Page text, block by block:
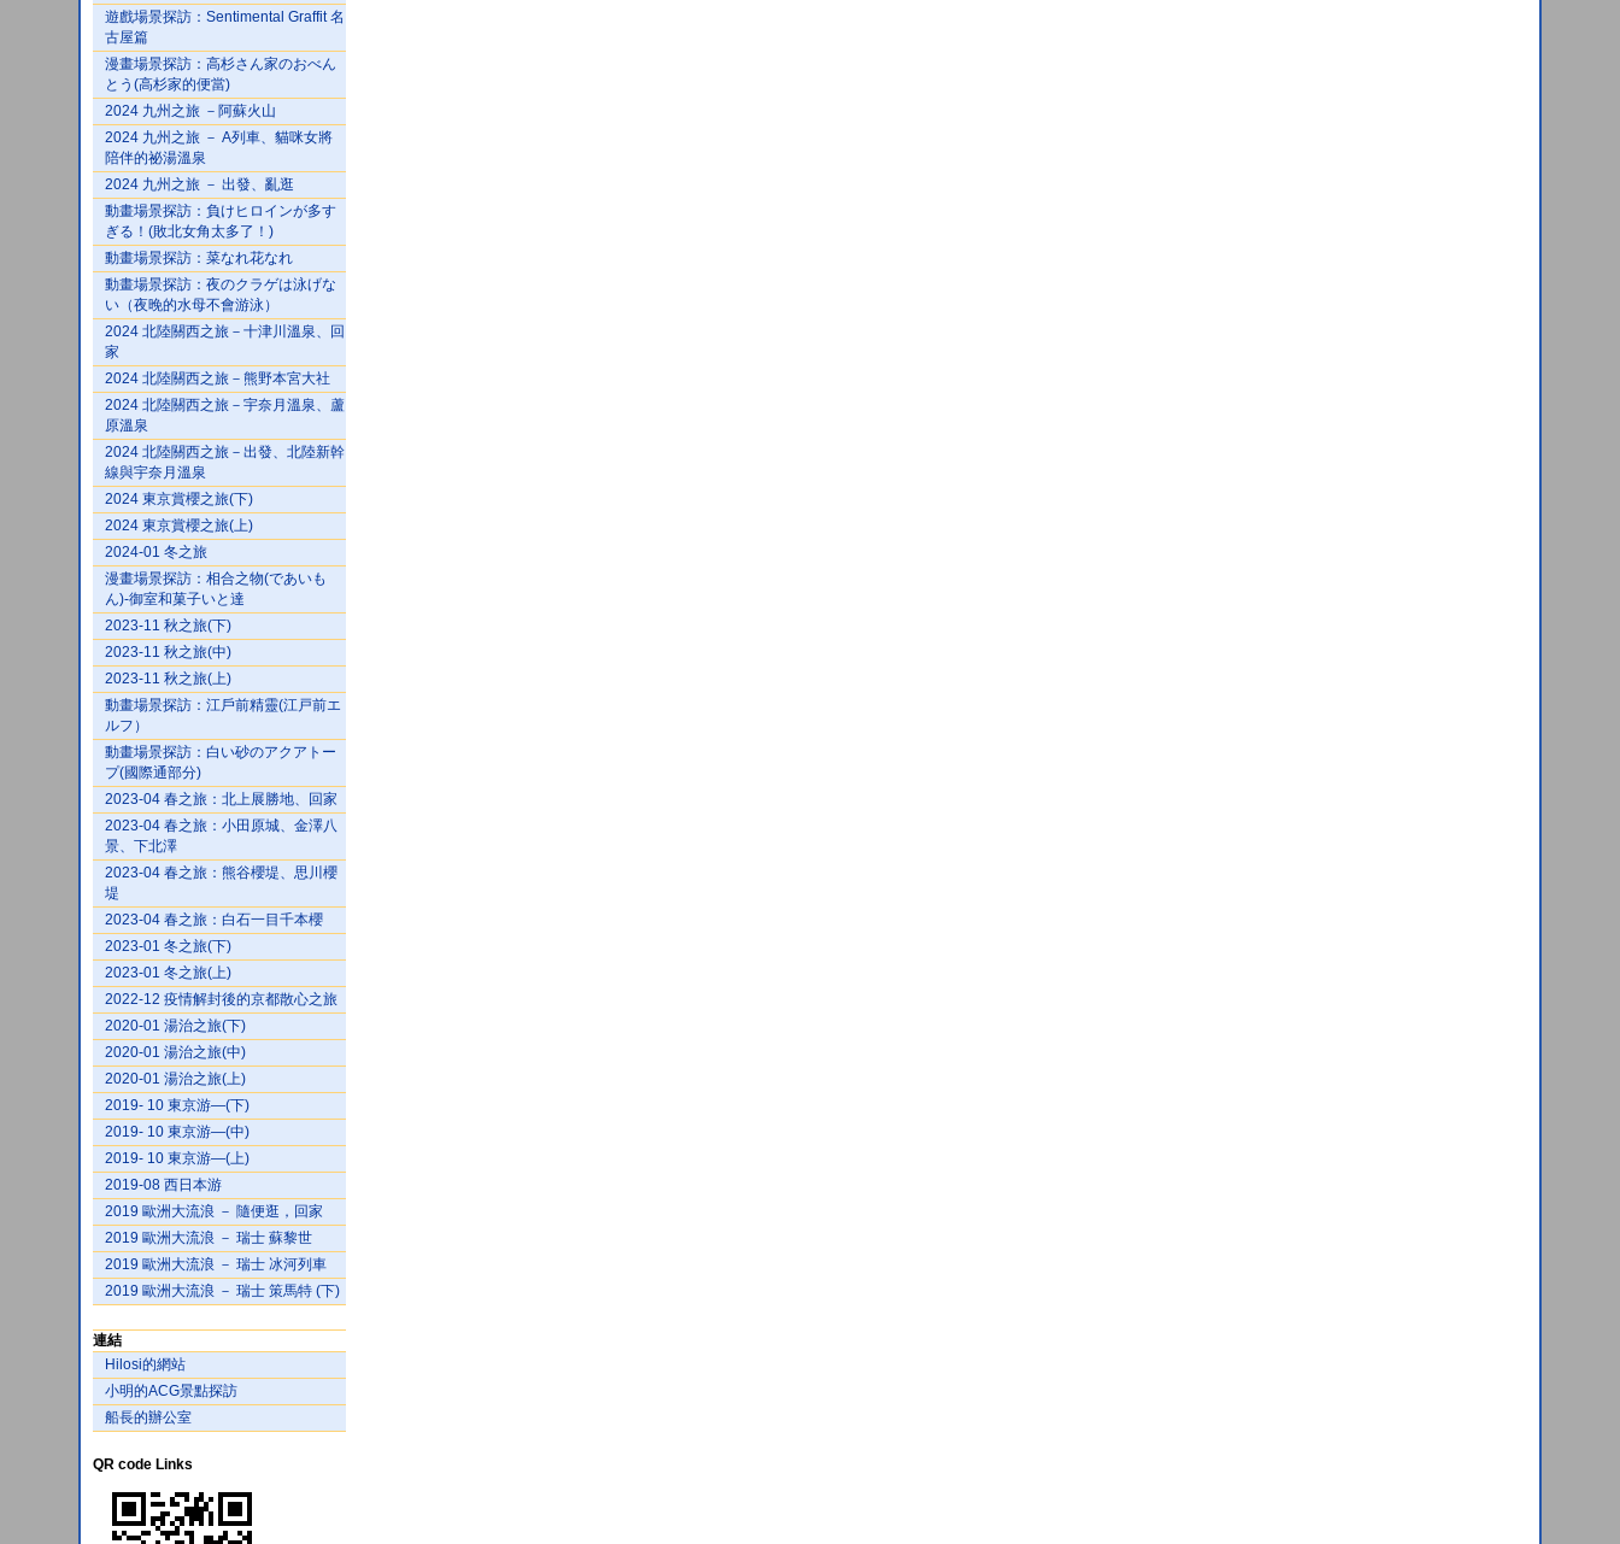
遊戲場景探訪：Sentimental Graffit 名
古屋篇
漫畫場景探訪：高杉さん家のおべん
とう(高杉家的便當)
2024 九州之旅 －阿蘇火山
2024 九州之旅 － A列車、貓咪女將
陪伴的祕湯溫泉
2024 九州之旅 － 出發、亂逛
動畫場景探訪：負けヒロインが多す
ぎる！(敗北女角太多了！)
動畫場景探訪：菜なれ花なれ
動畫場景探訪：夜のクラゲは泳げな
い（夜晚的水母不會游泳）
2024 北陸關西之旅－十津川溫泉、回
家
2024 北陸關西之旅－熊野本宮大社
2024 北陸關西之旅－宇奈月溫泉、蘆
原溫泉
2024 北陸關西之旅－出發、北陸新幹
線與宇奈月溫泉
2024 東京賞櫻之旅(下)
2024 東京賞櫻之旅(上)
2024-01 冬之旅
漫畫場景探訪：相合之物(であいも
ん)-御室和菓子いと達
2023-11 秋之旅(下)
2023-11 秋之旅(中)
2023-11 秋之旅(上)
動畫場景探訪：江戶前精靈(江戸前エ
ルフ）
動畫場景探訪：白い砂のアクアトー
プ(國際通部分)
2023-04 春之旅：北上展勝地、回家
2023-04 春之旅：小田原城、金澤八
景、下北澤
2023-04 春之旅：熊谷櫻堤、思川櫻
堤
2023-04 春之旅：白石一目千本櫻
2023-01 冬之旅(下)
2023-01 冬之旅(上)
2022-12 疫情解封後的京都散心之旅
2020-01 湯治之旅(下)
2020-01 湯治之旅(中)
2020-01 湯治之旅(上)
2019- 10 東京游—(下)
2019- 10 東京游—(中)
2019- 10 東京游—(上)
2019-08 西日本游
2019 歐洲大流浪 － 隨便逛，回家
2019 歐洲大流浪 － 瑞士 蘇黎世
2019 歐洲大流浪 － 瑞士 冰河列車
2019 歐洲大流浪 － 瑞士 策馬特 (下)
連結
Hilosi的網站
小明的ACG景點探訪
船長的辦公室
QR code Links